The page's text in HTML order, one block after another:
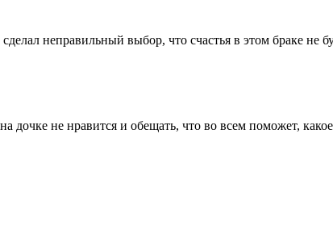
неправильный выбор, что счастья в этом браке не
дочке не нравится и обещать, что во всем поможет,